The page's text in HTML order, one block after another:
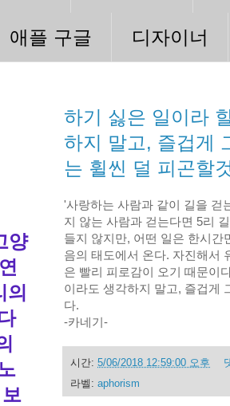
애플 구글 디자이너
하기 싫은 일이라
하지 말고, 즐겁게
는 휠씬 덜 피곤할
'사랑하는 사람과 같이 길을 걷
지 않는 사람과 걷는다면 5리
들지 않지만, 어떤 일은 한시
음의 태도에서 온다. 자진해서
은 빨리 피로감이 오기 때문이
이라도 생각하지 말고, 즐겁게
다.
-카네기-
시간: 5/06/2018 12:59:00 오후
라벨: aphorism
양